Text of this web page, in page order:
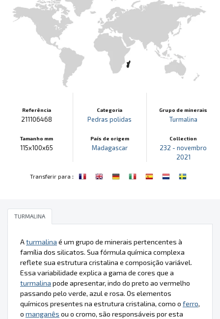
Referência
211106468
Tamanho mm
115x100x65
Categoria
Pedras polidas
País de origem
Madagascar
Grupo de minerais
Turmalina
Collection
232 - novembro
2021
Transferir para :
TURMALINA
Aturmalina é um grupo de minerais pertencentes à
família dos silicatos. Sua fórmula química complexa
reflete sua estrutura cristalina e composição variável.
Essa variabilidade explica a gama de cores que a
turmalina pode apresentar, indo do preto ao vermelho
passando pelo verde, azul e rosa. Os elementos
químicos presentes na estrutura cristalina, como o ferro,
o manganês ou o cromo, são responsáveis por esta